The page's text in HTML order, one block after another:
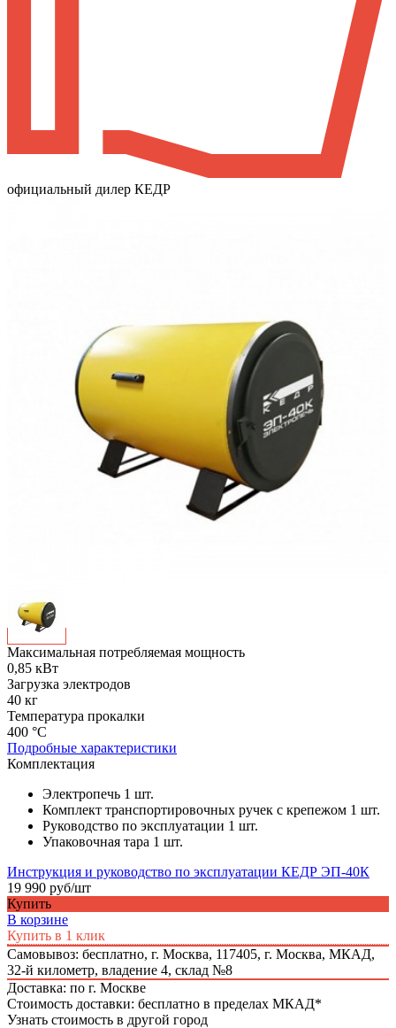
официальный дилер КЕДР
Максимальная потребляемая мощность
0,85 кВт
Загрузка электродов
40 кг
Температура прокалки
400 °С
Подробные характеристики
Комплектация
Электропечь 1 шт.
Комплект транспортировочных ручек с крепежом 1 шт.
Руководство по эксплуатации 1 шт.
Упаковочная тара 1 шт.
Инструкция и руководство по эксплуатации КЕДР ЭП-40К
19 990 руб/шт
Купить
В корзине
Купить в 1 клик
Самовывоз: бесплатно, г. Москва, 117405, г. Москва, МКАД,
32-й километр, владение 4, склад №8
Доставка: по г. Москве
Стоимость доставки: бесплатно в пределах МКАД*
Узнать стоимость в другой город